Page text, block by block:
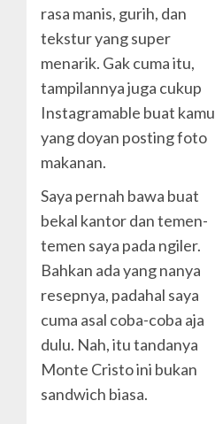
rasa manis, gurih, dan
tekstur yang super
menarik. Gak cuma itu,
tampilannya juga cukup
Instagramable buat kamu
yang doyan posting foto
makanan.
Saya pernah bawa buat
bekal kantor dan temen-
temen saya pada ngiler.
Bahkan ada yang nanya
resepnya, padahal saya
cuma asal coba-coba aja
dulu. Nah, itu tandanya
Monte Cristo ini bukan
sandwich biasa.